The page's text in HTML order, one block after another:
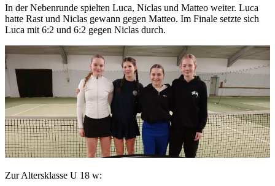
personalisieren, Funktionen für soziale Medien anbieten
zu können und die Zugriffe auf unsere Website zu
analysieren. Außerdem geben wir Informationen zu Ihrer
Verwendung unserer Website an unsere Partner für
soziale Medien, Werbung und Analysen weiter. Unsere
Partner führen diese Informationen möglicherweise mit
weiteren Daten zusammen, die Sie ihnen bereitgestellt
haben oder die sie im Rahmen Ihrer Nutzung der Dienste
gesammelt haben. Die
Cookie-Einstellungenkönnen
jederzeit über den Link im Footer aufgerufen und
angepasst werden.
In der Nebenrunde spielten Luca, Niclas und Matteo weiter. Luca
hatte Rast und Niclas gewann gegen Matteo. Im Finale setzte sich
Luca mit 6:2 und 6:2 gegen Niclas durch.
Zur Altersklasse U 18 w: